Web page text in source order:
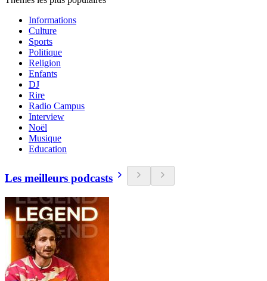
Informations
Culture
Sports
Politique
Religion
Enfants
DJ
Rire
Radio Campus
Interview
Noël
Musique
Education
Les meilleurs podcasts